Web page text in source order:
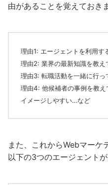
由があることを覚えておき
理由1: エージェントを利用す
理由2: 業界の最新知識を教え
理由3: 転職活動を一緒に行っ
理由4: 他候補者の事例を教
イメージしやすい…など
また、これからWebマーケ
以下の3つのエージェントが